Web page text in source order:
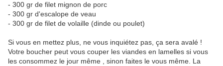
- 300 gr de filet mignon de porc
- 300 gr d'escalope de veau
- 300 gr de filet de volaille (dinde ou poulet)
Si vous en mettez plus, ne vous inquiétez pas, ça sera avalé !
Votre boucher peut vous couper les viandes en lamelles si vous
les consommez le jour même , sinon faites le vous même. La